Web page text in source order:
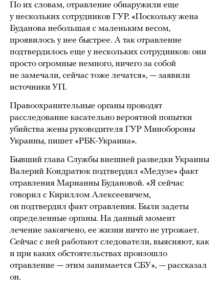
По их словам, отравление обнаружили еще
у нескольких сотрудников ГУР. «Поскольку жена
Буданова небольшая с маленьким весом,
проявилось у нее быстрее. А так отравление
подтвердилось еще у нескольких сотрудников: они
просто огромные немного, ничего за собой
не замечали, сейчас тоже лечатся», — заявили
источники УП.
Правоохранительные органы проводят
расследование касательно вероятной попытки
убийства жены руководителя ГУР Минобороны
Украины, пишет «РБК-Украина».
Бывший глава Службы внешней разведки Украины
Валерий Кондратюк подтвердил «Медузе» факт
отравления Марианны Будановой. «Я сейчас
говорил с Кириллом Алексеевичем,
он подтвердил факт отравления. Были задеты
определенные органы. На данный момент
лечение закончено, ее жизни ничто не угрожает.
Сейчас с ней работают следователи, выясняют, как
и при каких обстоятельствах произошло
отравление — этим занимается СБУ», — рассказал
он.